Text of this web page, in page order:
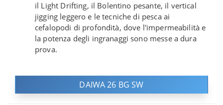
il Light Drifting, il Bolentino pesante, il vertical
jigging leggero e le tecniche di pesca ai
cefalopodi di profondità, dove l'impermeabilità e
la potenza degli ingranaggi sono messe a dura
prova.
DAIWA 26 BG SW